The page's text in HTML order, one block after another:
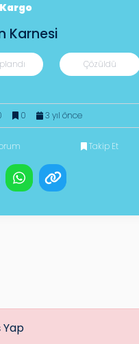
Karnesi
Çözüldü
0 3 yıl önce
Takip Et
Yap